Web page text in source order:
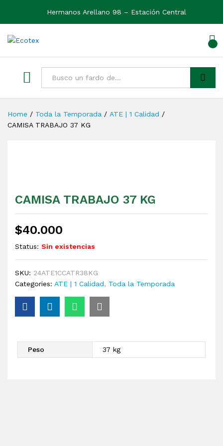
Hermanos Arellano 98 – Estación Central
Buscar
Home / Toda la Temporada / ATE | 1 Calidad /
CAMISA TRABAJO 37 KG
CAMISA TRABAJO 37 KG
$40.000
Status: Sin existencias
SKU: 24ATE1CCATR38KG
Categories: ATE | 1 Calidad, Toda la Temporada
Peso 37 kg